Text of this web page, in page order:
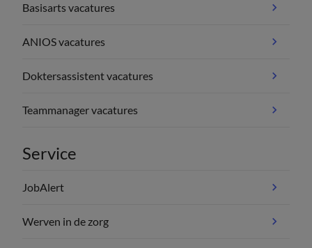
Basisarts vacatures
ANIOS vacatures
Doktersassistent vacatures
Teammanager vacatures
Service
JobAlert
Werven in de zorg